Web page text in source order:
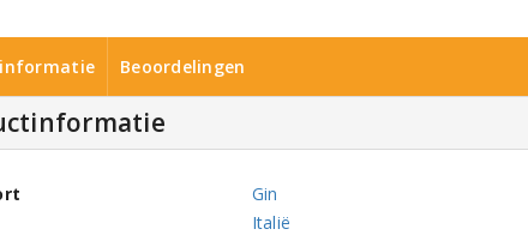
Beoordelingen
Gin
Italië